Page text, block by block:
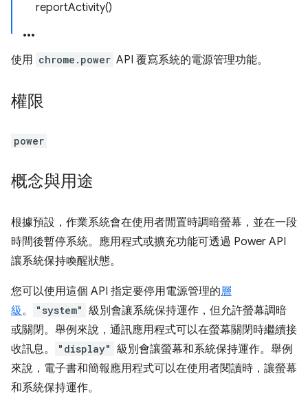
reportActivity()
使用 chrome.power API 覆寫系統的電源管理功能。
權限
power
概念與用途
根據預設，作業系統會在使用者閒置時調暗螢幕，並在一段
時間後暫停系統。應用程式或擴充功能可透過 Power API
讓系統保持喚醒狀態。
您可以使用這個 API 指定要停用電源管理的層
級。 "system" 級別會讓系統保持運作，但允許螢幕調暗
或關閉。舉例來說，通訊應用程式可以在螢幕關閉時繼續接
收訊息。
"display" 級別會讓螢幕和系統保持運作。舉例
來說，電子書和簡報應用程式可以在使用者閱讀時，讓螢幕
和系統保持運作。